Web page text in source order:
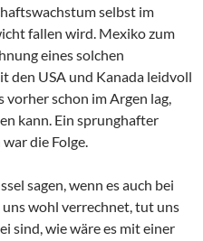
selbst im
fallen wird. Mexiko zum
eines solchen
den USA und Kanada leidvoll
vorher schon im Argen lag,
kann. Ein sprunghafter
die Folge.
sagen, wenn es auch bei
uns wohl verrechnet, tut uns
sind, wie wäre es mit einer